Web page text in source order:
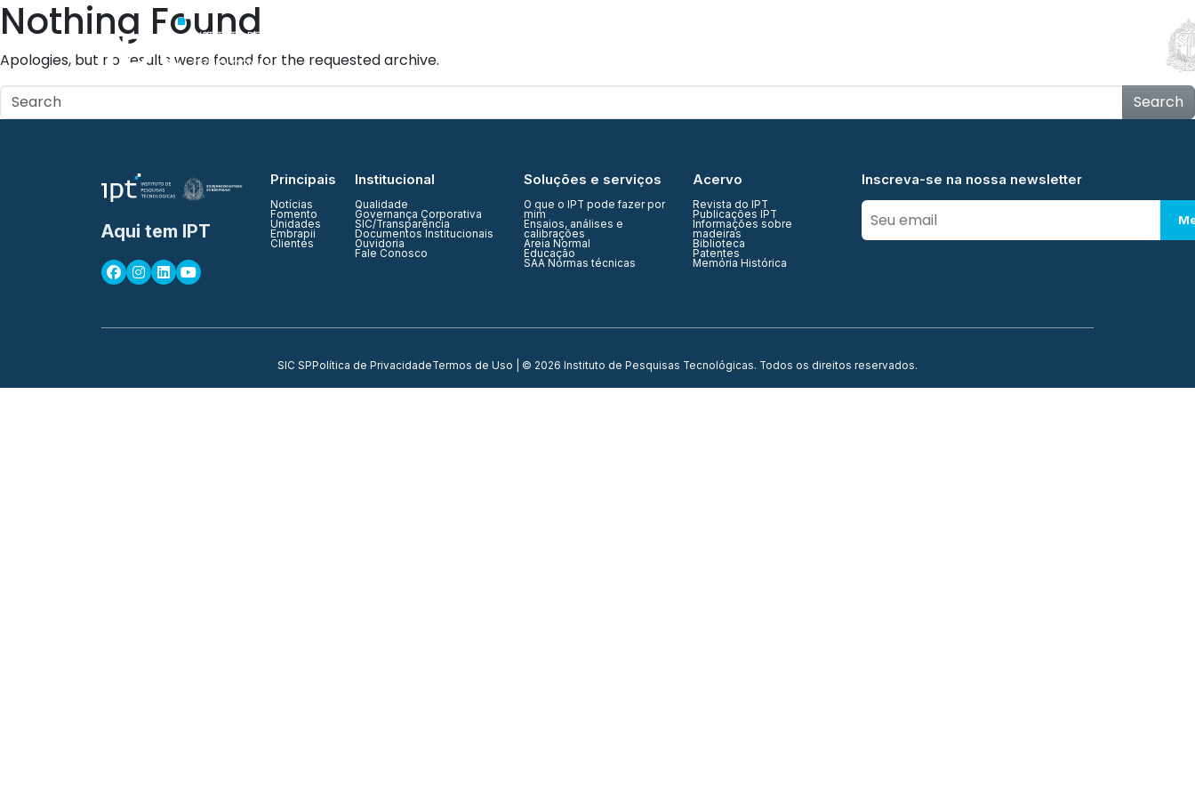
Nothing Found
Apologies, but no results were found for the requested archive.
Search
Aqui tem IPT
Principais
Notícias
Fomento
Unidades
Embrapii
Clientes
Institucional
Qualidade
Governança Corporativa
SIC/Transparência
Documentos Institucionais
Ouvidoria
Fale Conosco
Soluções e serviços
O que o IPT pode fazer por
mim
Ensaios, análises e
calibrações
Areia Normal
Educação
SAA Normas técnicas
Acervo
Revista do IPT
Publicações IPT
Informações sobre
madeiras
Biblioteca
Patentes
Memória Histórica
Inscreva-se na nossa newsletter
SIC SPPolítica de PrivacidadeTermos de Uso | © 2026 Instituto de Pesquisas Tecnológicas. Todos os direitos reservados.